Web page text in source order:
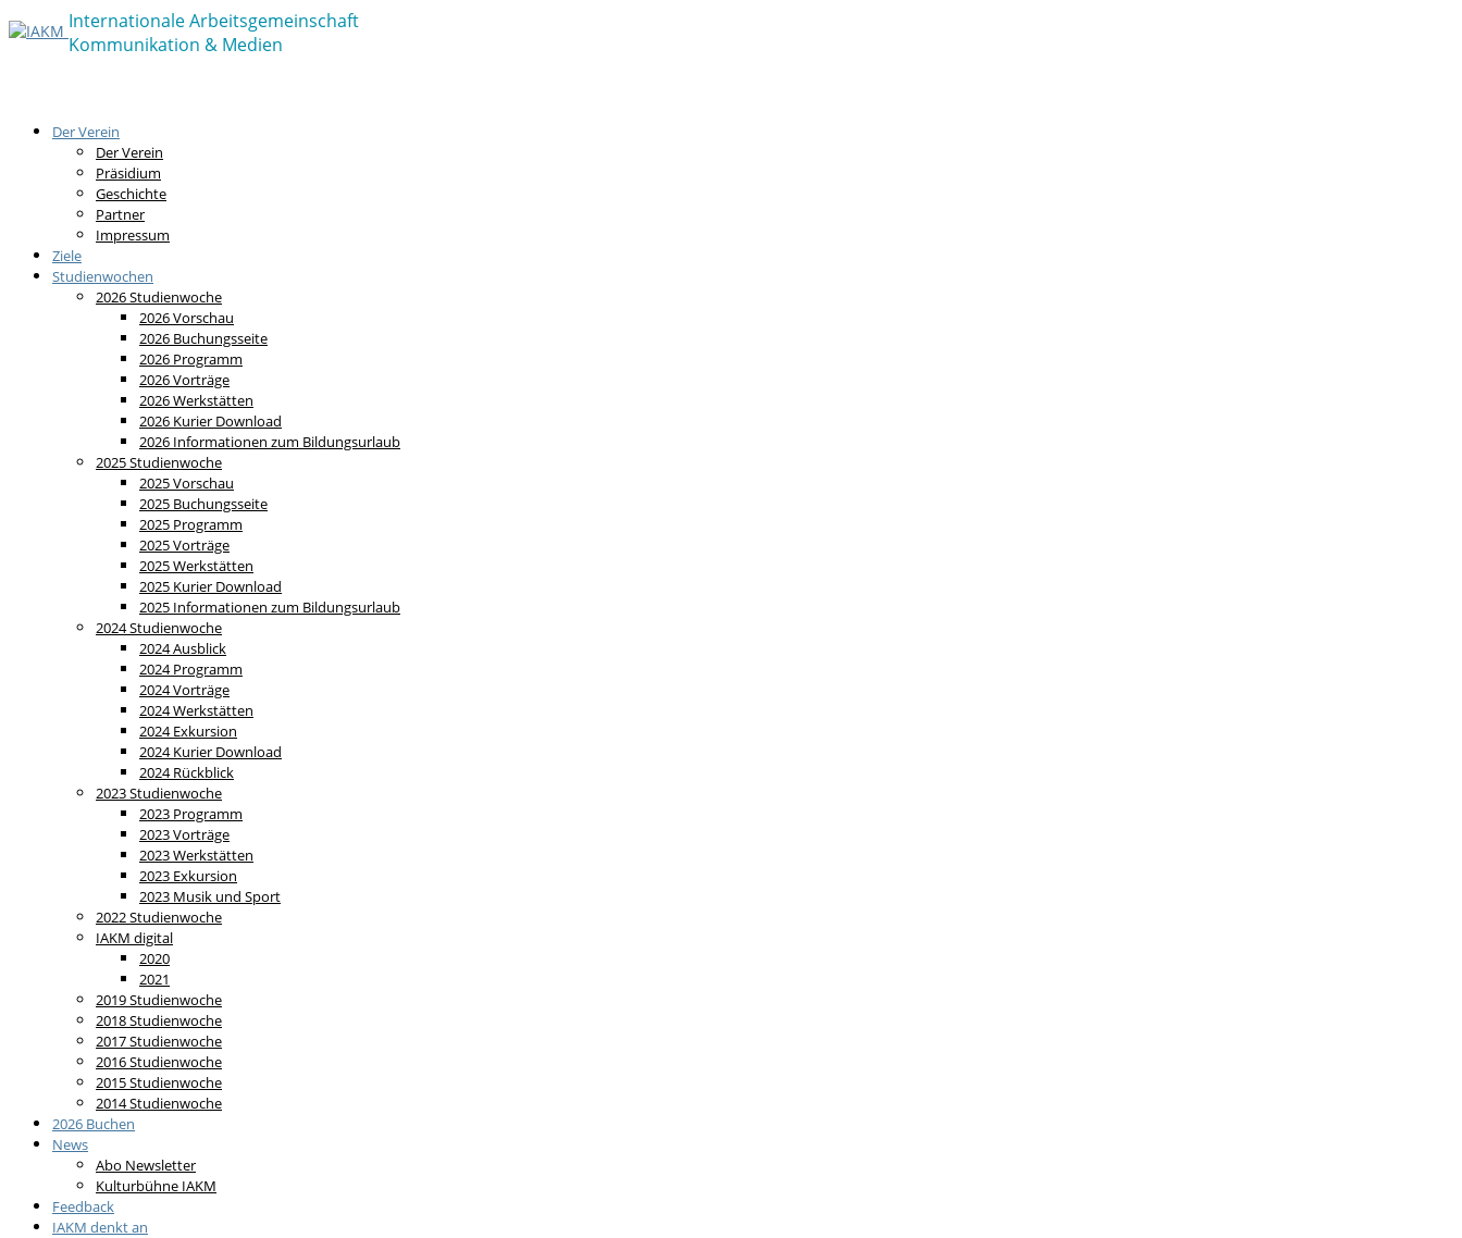
Der Verein
Der Verein
Präsidium
Geschichte
Partner
Impressum
Ziele
Studienwochen
2026 Studienwoche
2026 Vorschau
2026 Buchungsseite
2026 Programm
2026 Vorträge
2026 Werkstätten
2026 Kurier Download
2026 Informationen zum Bildungsurlaub
2025 Studienwoche
2025 Vorschau
2025 Buchungsseite
2025 Programm
2025 Vorträge
2025 Werkstätten
2025 Kurier Download
2025 Informationen zum Bildungsurlaub
2024 Studienwoche
2024 Ausblick
2024 Programm
2024 Vorträge
2024 Werkstätten
2024 Exkursion
2024 Kurier Download
2024 Rückblick
2023 Studienwoche
2023 Programm
2023 Vorträge
2023 Werkstätten
2023 Exkursion
2023 Musik und Sport
2022 Studienwoche
IAKM digital
2020
2021
2019 Studienwoche
2018 Studienwoche
2017 Studienwoche
2016 Studienwoche
2015 Studienwoche
2014 Studienwoche
2026 Buchen
News
Abo Newsletter
Kulturbühne IAKM
Feedback
IAKM denkt an